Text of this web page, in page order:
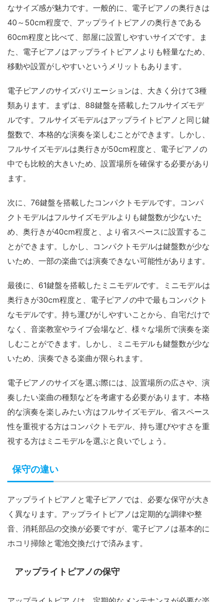
なサイズ感が魅力です。一般的に、電子ピアノの奥行きは
40～50cm程度で、アップライトピアノの奥行きである
60cm程度と比べて、部屋に設置しやすいサイズです。ま
た、電子ピアノはアップライトピアノよりも軽量なため、
移動や設置がしやすいというメリットもあります。
電子ピアノのサイズバリエーションは、大きく分けて3種
類あります。まずは、88鍵盤を搭載したフルサイズモデ
ルです。フルサイズモデルはアップライトピアノと同じ鍵
盤数で、本格的な演奏を楽しむことができます。しかし、
フルサイズモデルは奥行きが50cm程度と、電子ピアノの
中でも比較的大きいため、設置場所を確保する必要があり
ます。
次に、76鍵盤を搭載したコンパクトモデルです。コンパ
クトモデルはフルサイズモデルよりも鍵盤数が少ないた
め、奥行きが40cm程度と、より省スペースに設置するこ
とができます。しかし、コンパクトモデルは鍵盤数が少な
いため、一部の楽曲では演奏できない可能性があります。
最後に、61鍵盤を搭載したミニモデルです。ミニモデルは
奥行きが30cm程度と、電子ピアノの中で最もコンパクト
なモデルです。持ち運びがしやすいことから、自宅だけで
なく、音楽教室やライブ会場など、様々な場所で演奏を楽
しむことができます。しかし、ミニモデルも鍵盤数が少な
いため、演奏できる楽曲が限られます。
電子ピアノのサイズを選ぶ際には、設置場所の広さや、演
奏したい楽曲の種類などを考慮する必要があります。本格
的な演奏を楽しみたい方はフルサイズモデル、省スペース
性を重視する方はコンパクトモデル、持ち運びやすさを重
視する方はミニモデルを選ぶと良いでしょう。
保守の違い
アップライトピアノと電子ピアノでは、必要な保守が大き
く異なります。アップライトピアノは定期的な調律や整
音、消耗部品の交換が必要ですが、電子ピアノは基本的に
ホコリ掃除と電池交換だけで済みます。
アップライトピアノの保守